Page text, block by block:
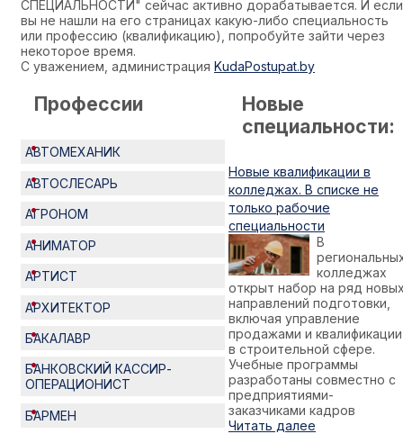
СПЕЦИАЛЬНОСТИ" сейчас активно дорабатывается. И если
вы не нашли на его страницах какую-либо специальность
или профессию (квалификацию), попробуйте зайти через
некоторое время.
С уважением, администрация KudaPostupat.by
Профессии
АВТОМЕХАНИК
АВТОСЛЕСАРЬ
АГРОНОМ
АНИМАТОР
АРТИСТ
АРХИТЕКТОР
БАКАЛАВР
БАНКОВСКИЙ КАССИР-
ОПЕРАЦИОНИСТ
БАРМЕН
Новые
специальности:
Новые квалификации в
колледжах. В списке не
только рабочие
специальности
В
колледжах
открыт набор на ряд
направлений подготовки,
включая управление
продажами и квалификации
в строительной сфере.
Учебные программы
разработаны совместно с
предприятиями-
заказчиками кадров
Читать далее